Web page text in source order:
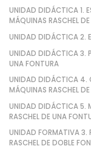
UNIDAD DIDÁCTICA 1.
MÁQUINAS RASCHEL
UNIDAD DIDÁCTICA 2.
UNIDAD DIDÁCTICA 3.
UNA FONTURA
UNIDAD DIDÁCTICA 4.
MÁQUINAS RASCHEL
UNIDAD DIDÁCTICA 5.
RASCHEL DE UNA
UNIDAD FORMATIVA 3.
RASCHEL DE DOBLE